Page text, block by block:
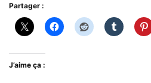
Partager :
J’aime ça :